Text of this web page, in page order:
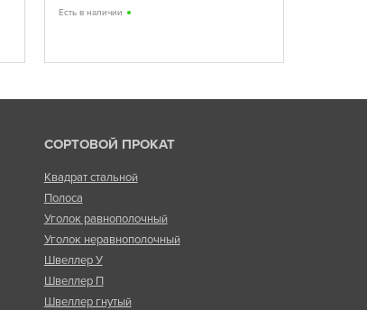
Есть в наличии
СОРТОВОЙ ПРОКАТ
Квадрат стальной
Полоса
Уголок равнополочный
Уголок неравнополочный
Швеллер У
Швеллер П
Швеллер гнутый